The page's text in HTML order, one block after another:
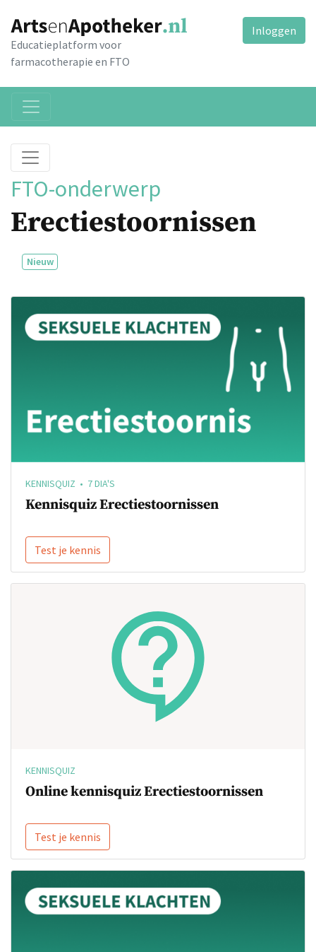
Educatieplatform voor
farmacotherapie en FTO
Inloggen
FTO-onderwerp
Erectiestoornissen
Nieuw
KENNISQUIZ • 7 DIA'S
Kennisquiz Erectiestoornissen
Test je kennis
KENNISQUIZ
Online kennisquiz Erectiestoornissen
Test je kennis